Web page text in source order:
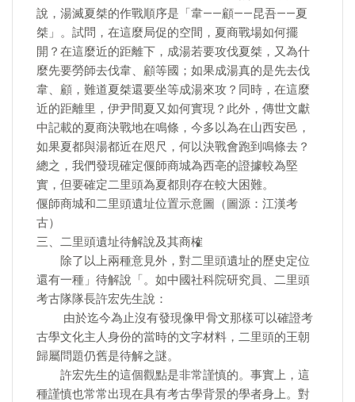
說，湯滅夏桀的作戰順序是「韋——顧——昆吾——夏
桀」。試問，在這麼局促的空間，夏商戰場如何擺
開？在這麼近的距離下，成湯若要攻伐夏桀，又為什
麼先要勞師去伐韋、顧等國；如果成湯真的是先去伐
韋、顧，難道夏桀還要坐等成湯來攻？同時，在這麼
近的距離里，伊尹間夏又如何實現？此外，傳世文獻
中記載的夏商決戰地在鳴條，今多以為在山西安邑，
如果夏都與湯都近在咫尺，何以決戰會跑到鳴條去？
總之，我們發現確定偃師商城為西亳的證據較為堅
實，但要確定二里頭為夏都則存在較大困難。
偃師商城和二里頭遺址位置示意圖（圖源：江漢考
古）
三、二里頭遺址待解說及其商榷
除了以上兩種意見外，對二里頭遺址的歷史定位
還有一種」待解說「。如中國社科院研究員、二里頭
考古隊隊長許宏先生說：
由於迄今為止沒有發現像甲骨文那樣可以確證考
古學文化主人身份的當時的文字材料，二里頭的王朝
歸屬問題仍舊是待解之謎。
許宏先生的這個觀點是非常謹慎的。事實上，這
種謹慎也常常出現在具有考古學背景的學者身上。對